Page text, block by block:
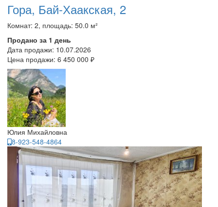
Гора, Бай-Хаакская, 2
Комнат: 2, площадь: 50.0 м²
Продано за 1 день
Дата продажи: 10.07.2026
Цена продажи: 6 450 000 ₽
Юлия Михайловна
8-923-548-4864